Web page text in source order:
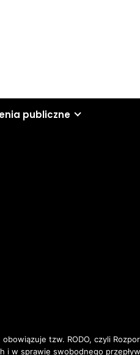
publiczne
tzw. RODO, czyli
w sprawie swobodnego